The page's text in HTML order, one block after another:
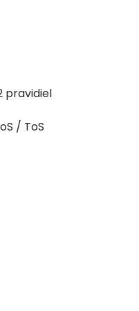
pravidiel
/ ToS